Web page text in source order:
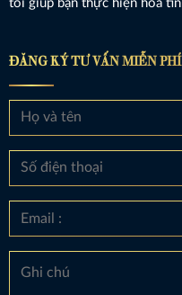
tôi giúp bạn thực hiện hóa
ĐĂNG KÝ TƯ VẤN MIỄN PHÍ